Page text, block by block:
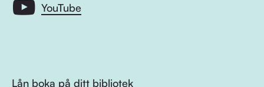
YouTube
Lån boka på ditt bibliotek